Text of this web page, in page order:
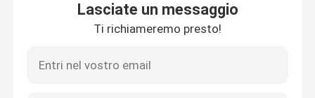
Finestra scorrevole Jinjue
Lasciate un messaggio
Ti richiameremo presto!